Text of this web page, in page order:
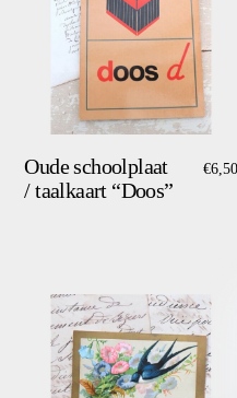
Oude schoolplaat
/ taalkaart “Doos”
€6,50